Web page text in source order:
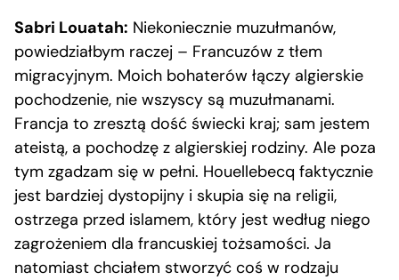
Sabri Louatah: Niekoniecznie muzułmanów,
powiedziałbym raczej – Francuzów z tłem
migracyjnym. Moich bohaterów łączy algierskie
pochodzenie, nie wszyscy są muzułmanami.
Francja to zresztą dość świecki kraj; sam jestem
ateistą, a pochodzę z algierskiej rodziny. Ale poza
tym zgadzam się w pełni. Houellebecq faktycznie
jest bardziej dystopijny i skupia się na religii,
ostrzega przed islamem, który jest według niego
zagrożeniem dla francuskiej tożsamości. Ja
natomiast chciałem stworzyć coś w rodzaju